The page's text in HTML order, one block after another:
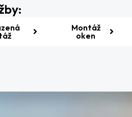
Montáž
oken